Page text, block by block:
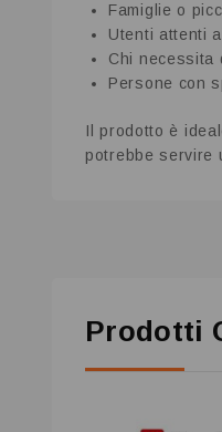
Famiglie o
Utenti attenti
Chi necessita
Persone con
Il prodotto è
potrebbe servire
Prodotti